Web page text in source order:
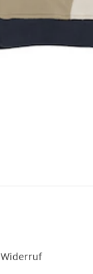
Widerruf